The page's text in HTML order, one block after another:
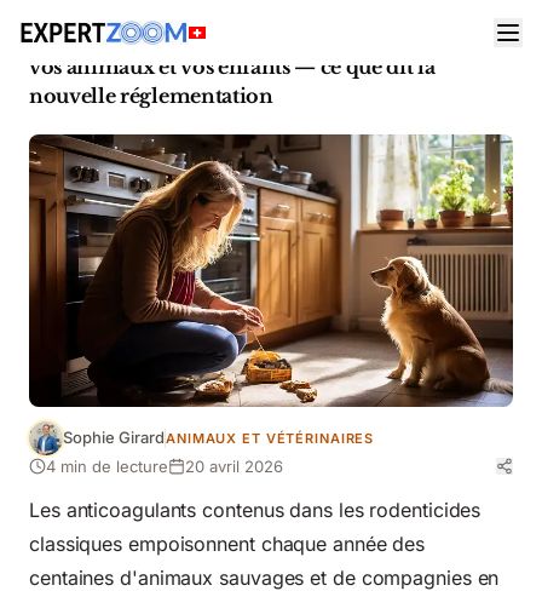
Mort aux rats en Suisse : les risques cachés pour
vos animaux et vos enfants — ce que dit la
nouvelle réglementation
Sophie GirardANIMAUX ET VÉTÉRINAIRES
4 min de lecture 20 avril 2026
Les anticoagulants contenus dans les rodenticides
classiques empoisonnent chaque année des
centaines d'animaux sauvages et de compagnies en